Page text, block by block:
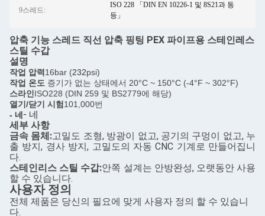
9스레드:
ISO 228 「DIN EN 10226-1 및 8S21과 동
등」
압축 기능 스레드 직선 압축 핑팅 PEX 파이프용 스테인레스
스틸 수갑
설명
작업 압력 16bar (232psi)
작업 온도 증기가 없는 상태에서 20°C ~ 150°C (-4°F ~ 302°F)
스라인 ISO228 (DIN 259 및 BS2779에 해당)
열기/닫기 시험101,000번
- 네 - 네
세부 사항
금속 몸체:고밀도 조형, 방광이 없고, 공기의 구멍이 없고, 누
출 방지, 경사 방지, 고밀도의 자동 CNC 기계로 만들어집니
다.
스테인리스 스틸 수갑:안쪽 설계는 안방완성, 오랫동안 사용
할 수 있습니다.
사용자 정의
전체 제품은 당신의 필요에 맞게 사용자 정의 할 수 있습니
다.